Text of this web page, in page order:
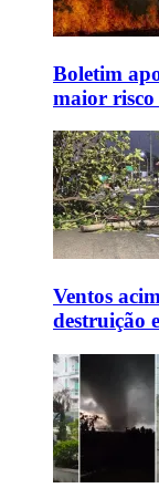
Boletim
maior risco
Ventos
destruição